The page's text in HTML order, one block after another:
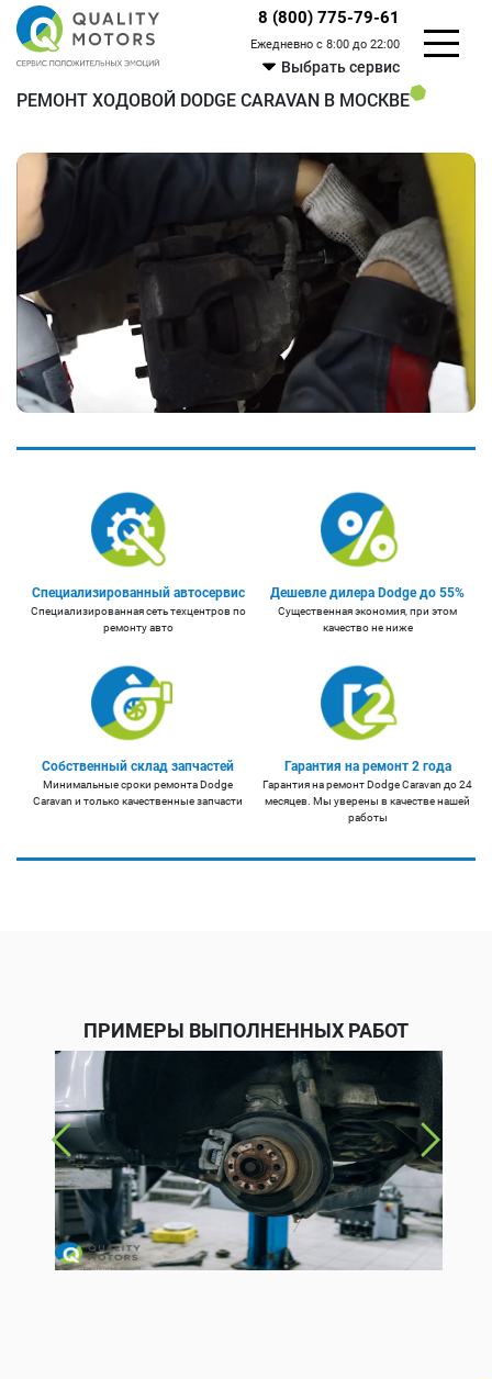
8 (800) 775-79-61
Ежедневно с 8:00 до 22:00
Выбрать сервис
РЕМОНТ ХОДОВОЙ DODGE CARAVAN В МОСКВЕ
Специализированный автосервис
Специализированная сеть техцентров по
ремонту авто
Дешевле дилера Dodge до 55%
Существенная экономия, при этом
качество не ниже
Собственный склад запчастей
Минимальные сроки ремонта Dodge
Caravan и только качественные запчасти
Гарантия на ремонт 2 года
Гарантия на ремонт Dodge Caravan до 24
месяцев. Мы уверены в качестве нашей
работы
ПРИМЕРЫ ВЫПОЛНЕННЫХ РАБОТ